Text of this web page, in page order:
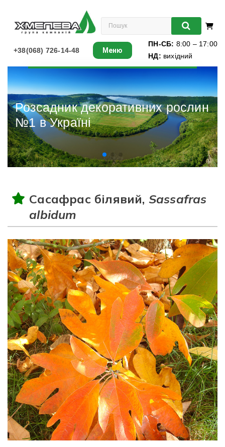
+38(068) 726-14-48
ПН-СБ: 8:00 – 17:00
НД: вихідний
Меню
Листяні
Хвойні
Ліани
Багаторічники
Виноград
Книги
Рубрикатор рослин
Інформація
Про розсадник
Корисна інформація
Новини
Де купити
Оплата та доставка
Гарантії
Контакти
Різдвяні ялинки
Сасафрас білявий, Sassafras
albidum